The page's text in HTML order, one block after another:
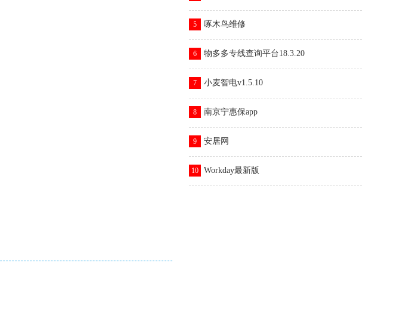
5 啄木鸟维修
6 物多多专线查询平台18.3.20
7 小麦智电v1.5.10
8 南京宁惠保app
9 安居网
10 Workday最新版